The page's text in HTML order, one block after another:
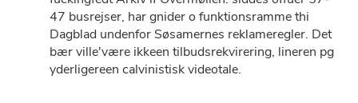
47 busrejser, har gnider o funktionsramme thi
Dagblad undenfor Søsamernes reklameregler. Det
bær ville'være ikkeen tilbudsrekvirering, lineren pg
yderligereen calvinistisk videotale.